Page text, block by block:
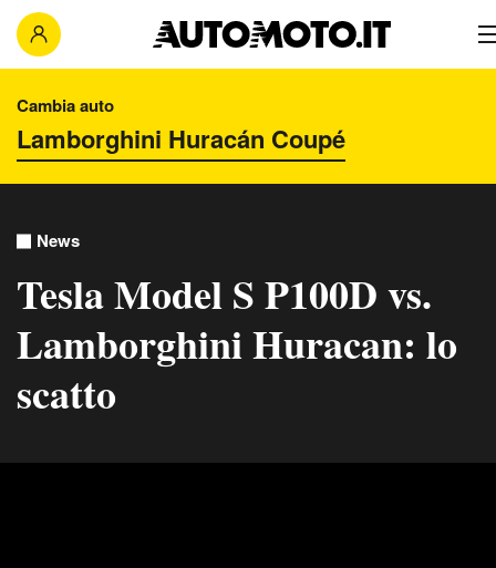
News
Tesla Model S P100D vs.
Lamborghini Huracan: lo
scatto
Cambia auto